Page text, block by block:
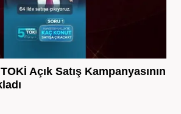
Açık Satış Kampanyasının